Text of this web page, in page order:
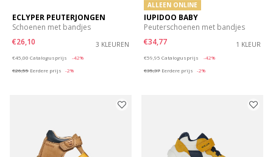
ECLYPER PEUTERJONGEN
Schoenen met bandjes
€26,10
3 KLEUREN
€45,00 Catalogusprijs
-42%
€26,55 Eerdere prijs -2%
ALLEEN ONLINE
IUPIDOO BABY
Peuterschoenen met bandjes
€34,77
1 KLEUR
€59,95 Catalogusprijs
-42%
€35,37 Eerdere prijs -2%